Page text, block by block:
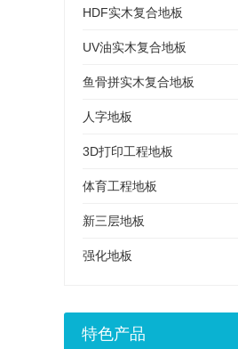
HDF实木复合地板
UV油实木复合地板
鱼骨拼实木复合地板
人字地板
3D打印工程地板
体育工程地板
新三层地板
强化地板
特色产品